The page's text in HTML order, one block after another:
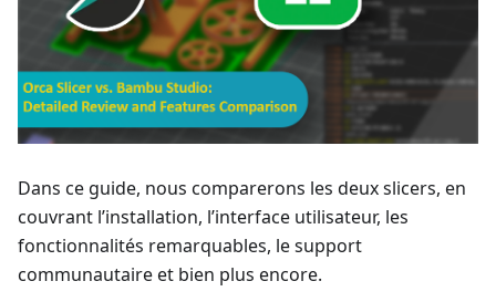
Dans ce guide, nous comparerons les deux slicers, en
couvrant l’installation, l’interface utilisateur, les
fonctionnalités remarquables, le support
communautaire et bien plus encore.